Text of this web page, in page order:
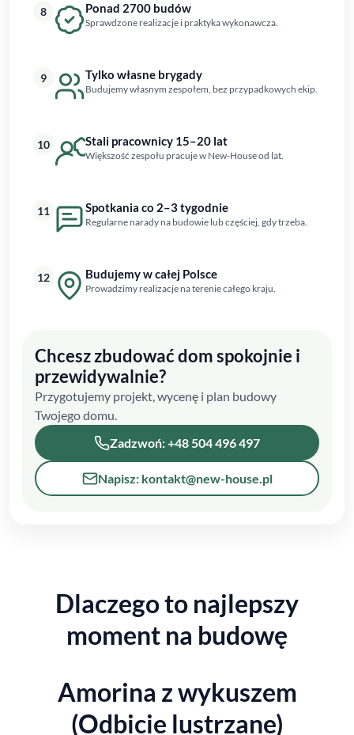
8 Ponad 2700 budów
Sprawdzone realizacje i praktyka wykonawcza.
9 Tylko własne brygady
Budujemy własnym zespołem, bez przypadkowych ekip.
10 Stali pracownicy 15–20 lat
Większość zespołu pracuje w New-House od lat.
11 Spotkania co 2–3 tygodnie
Regularne narady na budowie lub częściej, gdy trzeba.
12 Budujemy w całej Polsce
Prowadzimy realizacje na terenie całego kraju.
Chcesz zbudować dom spokojnie i
przewidywalnie?
Przygotujemy projekt, wycenę i plan budowy
Twojego domu.
Zadzwoń: +48 504 496 497
Napisz: kontakt@new-house.pl
Dlaczego to najlepszy
moment na budowę
Amorina z wykuszem
(Odbicie lustrzane)